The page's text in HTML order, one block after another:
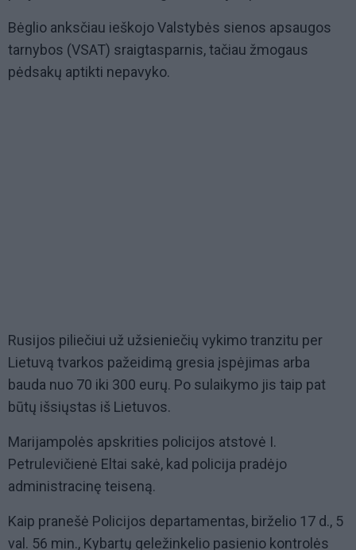
Bėglio anksčiau ieškojo Valstybės sienos apsaugos
tarnybos (VSAT) sraigtasparnis, tačiau žmogaus
pėdsakų aptikti nepavyko.
Rusijos piliečiui už užsieniečių vykimo tranzitu per
Lietuvą tvarkos pažeidimą gresia įspėjimas arba
bauda nuo 70 iki 300 eurų. Po sulaikymo jis taip pat
būtų išsiųstas iš Lietuvos.
Marijampolės apskrities policijos atstovė I.
Petrulevičienė Eltai sakė, kad policija pradėjo
administracinę teiseną.
Kaip pranešė Policijos departamentas, birželio 17 d., 5
val. 56 min., Kybartų geležinkelio pasienio kontrolės